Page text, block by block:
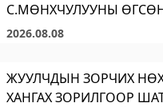
С.МӨНХЧУЛУУНЫ ӨГСӨН
ЧИГЛЭЛИЙН ДАГУУ
2026.08.08
ЖУУЛЧДЫН ЗОРЧИХ
ХАНГАХ ЗОРИЛГООР